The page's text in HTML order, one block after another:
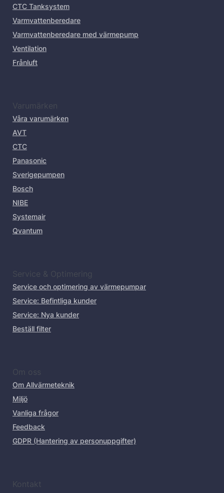
CTC Tanksystem
Varmvattenberedare
Varmvattenberedare med värmepump
Ventilation
Frånluft
Varumärken
Våra varumärken
AVT
CTC
Panasonic
Sverigepumpen
Bosch
NIBE
Systemair
Qvantum
Service & Optimering
Service och optimering av värmepumpar
Service: Befintliga kunder
Service: Nya kunder
Beställ filter
Om oss
Om Allvärmeteknik
Miljö
Vanliga frågor
Feedback
GDPR (Hantering av personuppgifter)
Kontakt